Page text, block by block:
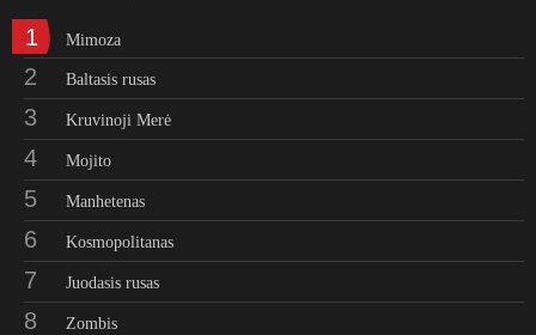
1 Mimoza
2 Baltasis rusas
3 Kruvinoji Merė
4 Mojito
5 Manhetenas
6 Kosmopolitanas
7 Juodasis rusas
8 Zombis